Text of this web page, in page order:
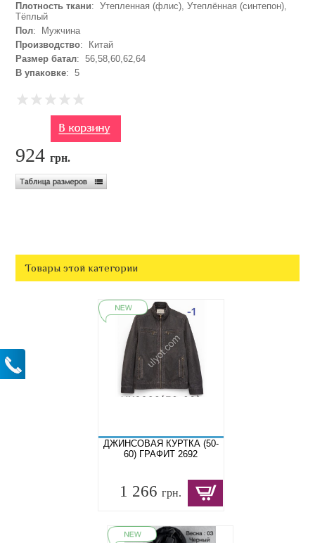
Плотность ткани: Утепленная (флис), Утеплённая (синтепон),
Тёплый
Пол: Мужчина
Производство: Китай
Размер батал: 56,58,60,62,64
В упаковке: 5
924грн.
Товары этой категории
ДЖИНСОВАЯ КУРТКА (50-
60) ГРАФИТ 2692
1 266грн.